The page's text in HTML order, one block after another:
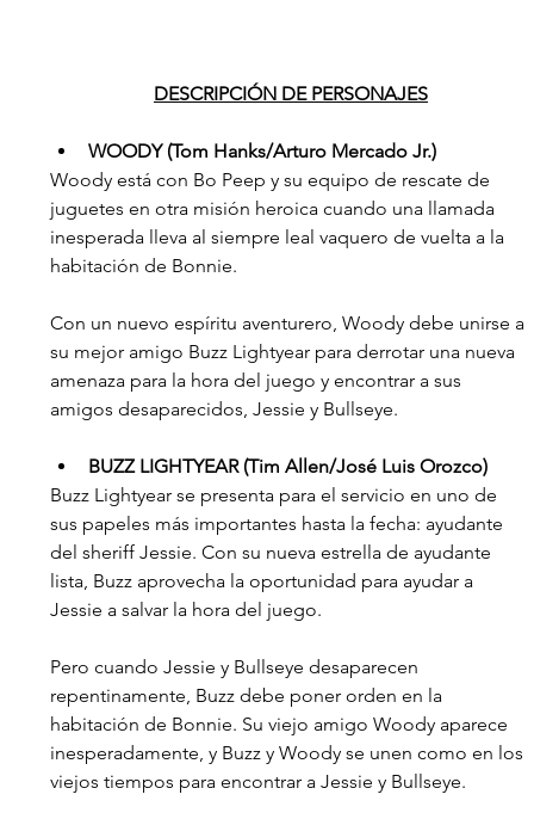
DESCRIPCIÓN DE PERSONAJES
WOODY (Tom Hanks/Arturo Mercado Jr.)
Woody está con Bo Peep y su equipo de rescate de
juguetes en otra misión heroica cuando una llamada
inesperada lleva al siempre leal vaquero de vuelta a la
habitación de Bonnie.
Con un nuevo espíritu aventurero, Woody debe unirse a
su mejor amigo Buzz Lightyear para derrotar una nueva
amenaza para la hora del juego y encontrar a sus
amigos desaparecidos, Jessie y Bullseye.
BUZZ LIGHTYEAR (Tim Allen/José Luis Orozco)
Buzz Lightyear se presenta para el servicio en uno de
sus papeles más importantes hasta la fecha: ayudante
del sheriff Jessie. Con su nueva estrella de ayudante
lista, Buzz aprovecha la oportunidad para ayudar a
Jessie a salvar la hora del juego.
Pero cuando Jessie y Bullseye desaparecen
repentinamente, Buzz debe poner orden en la
habitación de Bonnie. Su viejo amigo Woody aparece
inesperadamente, y Buzz y Woody se unen como en los
viejos tiempos para encontrar a Jessie y Bullseye.